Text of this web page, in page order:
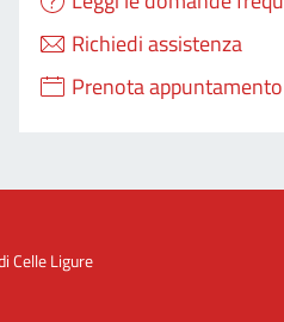
Richiedi assistenza
Prenota appuntamento
Celle Ligure